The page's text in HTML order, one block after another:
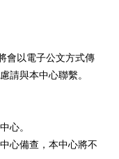
會以電子公文方式傳
請與本中心聯繫。
心。
心備查，本中心將不